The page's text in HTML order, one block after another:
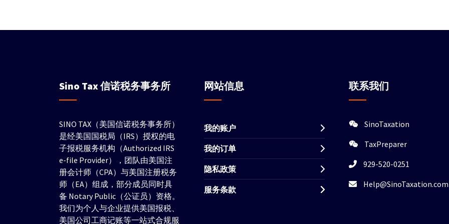
Sino Tax信诺税务事务所
SINO TAX（美国信诺税务事务所）
是经美国国税局（IRS）授权的电
子报税服务机构（Authorized IRS
e-file Provider），团队由美国注
册会计师（CPA）与美国注册税务
师（EA）组成，部分成员同时具
备 Notary Public（公证员）资格。
我们为个人与企业提供美国报税、
美国公司工商记账等一站式合规服
网站信息
我的账户
我的订单
隐私政策
服务条款
联系我们
SinoTaxation
TaxPreparer
929-520-0251
Help@SinoTaxation.com